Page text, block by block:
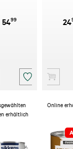
5499 24
erhältlich
Online